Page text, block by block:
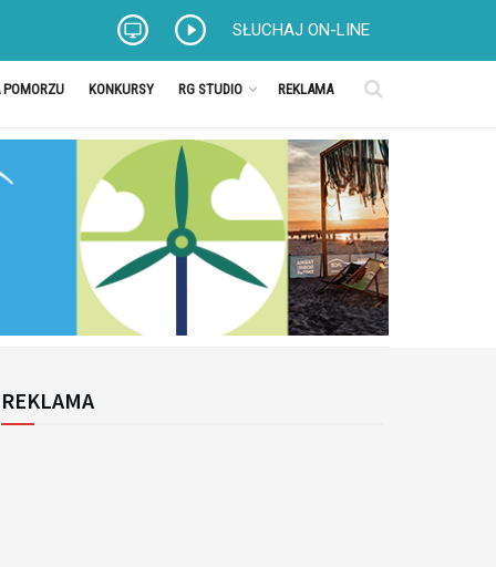
SŁUCHAJ ON-LINE
KONKURSY RG STUDIO REKLAMA
REKLAMA